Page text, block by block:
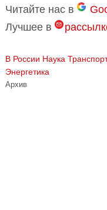
Читайте нас в
Лучшее в
В России Наука
Энергетика
Архив